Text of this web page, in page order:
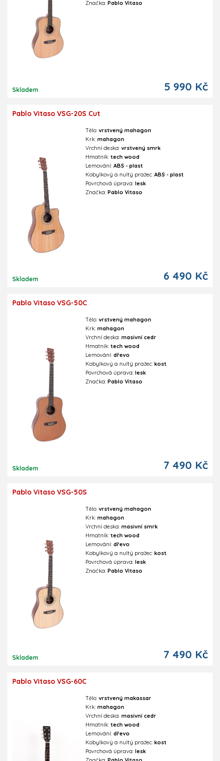
Skladem
Značka:Pablo Vitaso
5 990 Kč
Pablo Vitaso VSG-20S Cut
Skladem
Tělo:vrstvený mahagon
Krk:mahagon
Vrchní deska:vrstvený smrk
Hmatník:tech wood
Lemování:ABS - plast
Kobylkový a nultý pražec:ABS - plast
Povrchová úprava:lesk
Značka:Pablo Vitaso
6 490 Kč
Pablo Vitaso VSG-50C
Skladem
Tělo:vrstvený mahagon
Krk:mahagon
Vrchní deska:masivní cedr
Hmatník:tech wood
Lemování:dřevo
Kobylkový a nultý pražec:kost
Povrchová úprava:lesk
Značka:Pablo Vitaso
7 490 Kč
Pablo Vitaso VSG-50S
Skladem
Tělo:vrstvený mahagon
Krk:mahagon
Vrchní deska:masivní smrk
Hmatník:tech wood
Lemování:dřevo
Kobylkový a nultý pražec:kost
Povrchová úprava:lesk
Značka:Pablo Vitaso
7 490 Kč
Pablo Vitaso VSG-60C
Tělo:vrstvený makassar
Krk:mahagon
Vrchní deska:masivní cedr
Hmatník:tech wood
Lemování:dřevo
Kobylkový a nultý pražec:kost
Povrchová úprava:lesk